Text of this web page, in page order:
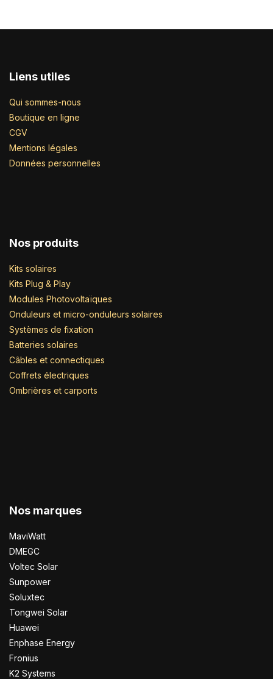
Liens utiles
Qui sommes-nous
Boutique en ligne
CGV
Mentions légales
Données personnelles
Nos produits
Kits solaires
Kits Plug & Play
Modules Photovoltaïques
Onduleurs et micro-onduleurs solaires
Systèmes de fixation
Batteries solaires
Câbles et connectiques
Coffrets électriques
Ombrières et carports
Nos marques
MaviWatt
DMEGC
Voltec Solar
Sunpower
Soluxtec
Tongwei Solar
Huawei
Enphase Energy
Fronius
K2 Systems